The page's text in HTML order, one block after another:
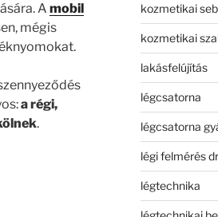
A mobil
mégis
a régi,
.
kozmetikai
kozmetikai
lakásfelújítás
légcsatorna
légcsatorna
légi felmérés
légtechnika